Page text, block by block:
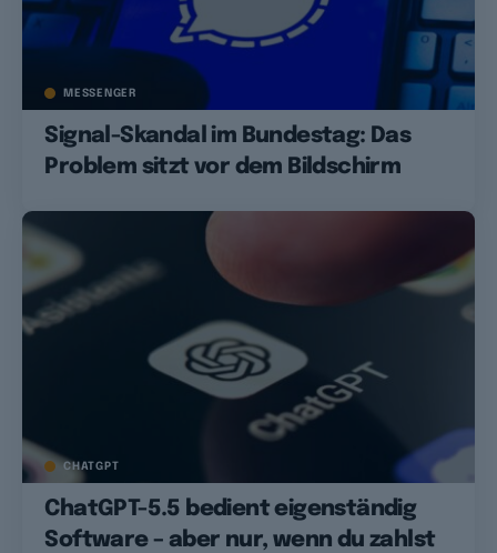
MESSENGER
Signal-Skandal im Bundestag: Das
Problem sitzt vor dem Bildschirm
CHATGPT
ChatGPT-5.5 bedient eigenständig
Software – aber nur, wenn du zahlst